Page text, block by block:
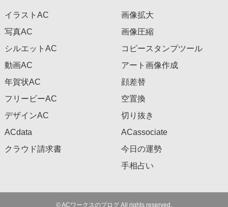
イラストAC
写真AC
シルエットAC
動画AC
年賀状AC
フリービーAC
デザインAC
ACdata
クラウド請求書
画像拡大
画像圧縮
コピースタンプツール
アート画像作成
顔差替
空置換
切り抜き
ACassociate
今日の運勢
手相占い
©ACワークスのブログ All rights reserved.